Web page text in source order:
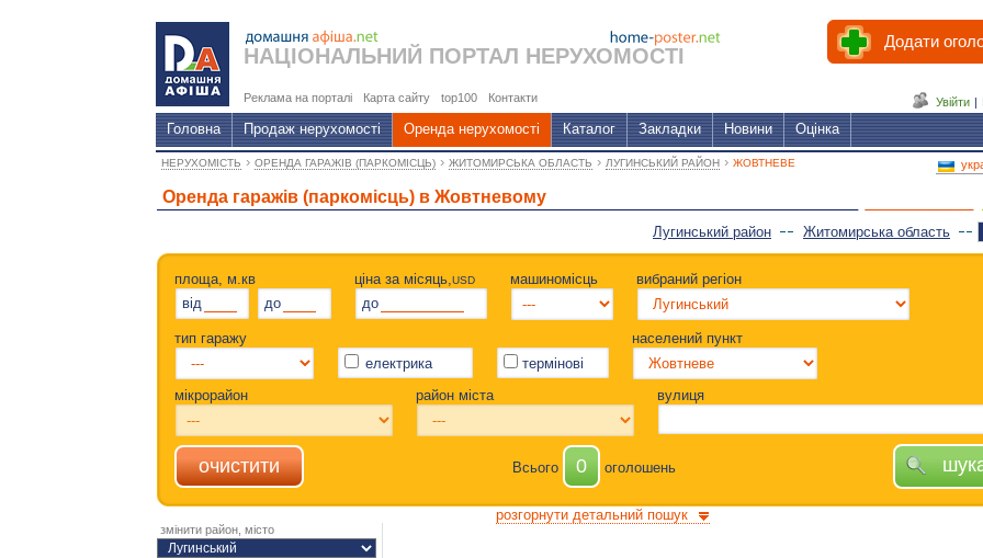
НАЦІОНАЛЬНИЙ ПОРТАЛ НЕРУХОМОСТІ
Додати
Реклама на порталі Карта сайту top100 Контакти Увійти |
Головна Продаж нерухомості Оренда нерухомості Каталог Закладки Новини Оцінка
НЕРУХОМІСТЬ › ОРЕНДА ГАРАЖІВ (ПАРКОМІСЦЬ) › ЖИТОМИРСЬКА ОБЛАСТЬ › ЛУГИНСЬКИЙ РАЙОН › ЖОВТНЕВЕ
Оренда гаражів (паркомісць) в Жовтневому
Житомирська область
Лугинський район
площа, м.кв
від
до
ціна за місяць,USD
до
машиномісць вибраний регіон
тип гаражу
електрика
термінові
населений пункт
мікрорайон район міста вулиця
Всього 0 оголошень
розгорнути детальний пошук
змінити район, місто